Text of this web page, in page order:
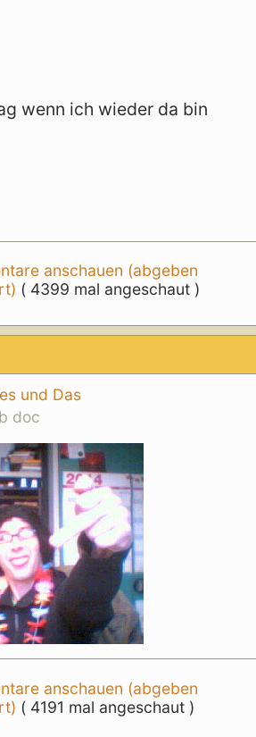
wenn ich wieder da bin
anschauen (abgeben
( 4399 mal angeschaut )
und Das
doc
anschauen (abgeben
( 4191 mal angeschaut )